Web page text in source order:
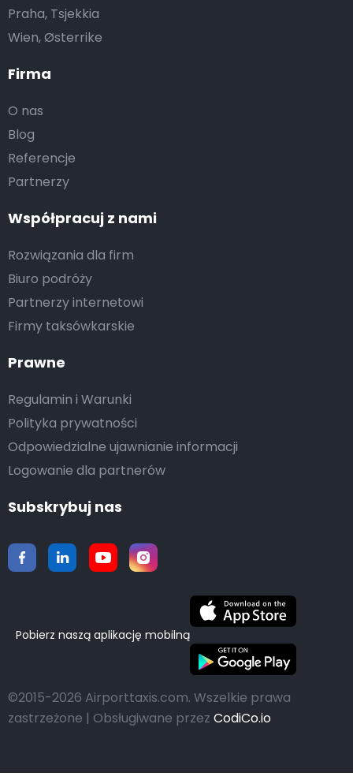
Firma
O nas
Blog
Referencje
Partnerzy
Współpracuj z nami
Rozwiązania dla firm
Biuro podróży
Partnerzy internetowi
Firmy taksówkarskie
Prawne
Regulamin i Warunki
Polityka prywatności
Odpowiedzialne ujawnianie informacji
Logowanie dla partnerów
Praha, Tsjekkia
Wien, Østerrike
Subskrybuj nas
Pobierz naszą aplikację mobilną
©2015-2026 Airporttaxis.com. Wszelkie prawa
zastrzeżone | Obsługiwane przez CodiCo.io